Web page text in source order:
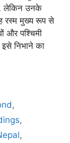
लेकिन उनके
रस्म मुख्य रूप से
और पश्चिमी
निभाने का
,
,
,